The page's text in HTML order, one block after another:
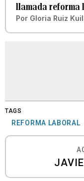
llamada reforma
Por Gloria Ruiz
TAGS
REFORMA LABORAL